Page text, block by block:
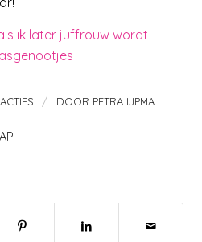
ik later juffrouw wordt
/ DOOR PETRA IJPMA